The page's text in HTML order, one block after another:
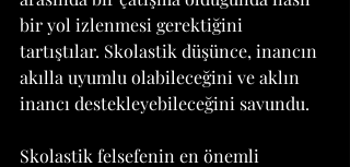
bir yol izlenmesi gerektiğini
tartıştılar. Skolastik düşünce, inancın
akılla uyumlu olabileceğini ve aklın
inancı destekleyebileceğini savundu.
Skolastik felsefenin en önemli